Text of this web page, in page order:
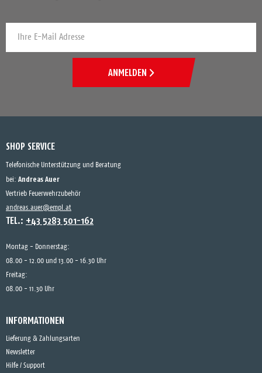
ANMELDEN
SHOP SERVICE
Telefonische Unterstützung und Beratung
bei: Andreas Auer
Vertrieb Feuerwehrzubehör
andreas.auer@empl.at
TEL.: +43 5283 501-162
Montag - Donnerstag:
08.00 - 12.00 und 13.00 - 16.30 Uhr
Freitag:
08.00 - 11.30 Uhr
INFORMATIONEN
Lieferung & Zahlungsarten
Newsletter
Hilfe / Support